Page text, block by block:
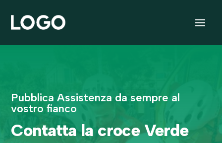
Pubblica Assistenza da sempre al
vostro fianco
Contatta la croce Verde